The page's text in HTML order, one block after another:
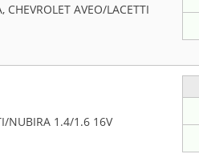
AVEO/LACETTI
NUBIRA 1.4/1.6 16V